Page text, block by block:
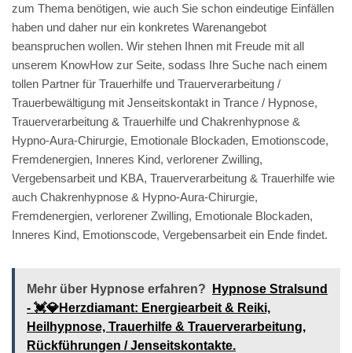
zum Thema benötigen, wie auch Sie schon eindeutige Einfällen
haben und daher nur ein konkretes Warenangebot
beanspruchen wollen. Wir stehen Ihnen mit Freude mit all
unserem KnowHow zur Seite, sodass Ihre Suche nach einem
tollen Partner für Trauerhilfe und Trauerverarbeitung /
Trauerbewältigung mit Jenseitskontakt in Trance / Hypnose,
Trauerverarbeitung & Trauerhilfe und Chakrenhypnose &
Hypno-Aura-Chirurgie, Emotionale Blockaden, Emotionscode,
Fremdenergien, Inneres Kind, verlorener Zwilling,
Vergebensarbeit und KBA, Trauerverarbeitung & Trauerhilfe wie
auch Chakrenhypnose & Hypno-Aura-Chirurgie,
Fremdenergien, verlorener Zwilling, Emotionale Blockaden,
Inneres Kind, Emotionscode, Vergebensarbeit ein Ende findet.
Mehr über Hypnose erfahren?
Hypnose Stralsund
- 💓️💎Herzdiamant: Energiearbeit & Reiki,
Heilhypnose, Trauerhilfe & Trauerverarbeitung,
Rückführungen / Jenseitskontakte.